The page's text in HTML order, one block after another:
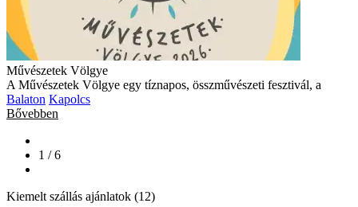
Művészetek Völgye
A Művészetek Völgye egy tíznapos, összművészeti fesztivál, a
Balaton Kapolcs
Bővebben
1 / 6
Kiemelt szállás ajánlatok (12)